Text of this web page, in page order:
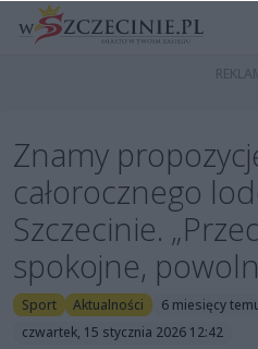
Znamy
całorocznego
Szczecinie.
spokojne,
Sport Aktualności
6 miesięcy
czwartek, 15 stycznia 2026 12:42